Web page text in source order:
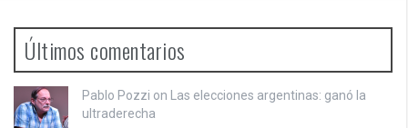
Últimos comentarios
Pablo Pozzi on
Las elecciones argentinas: ganó la
ultraderecha